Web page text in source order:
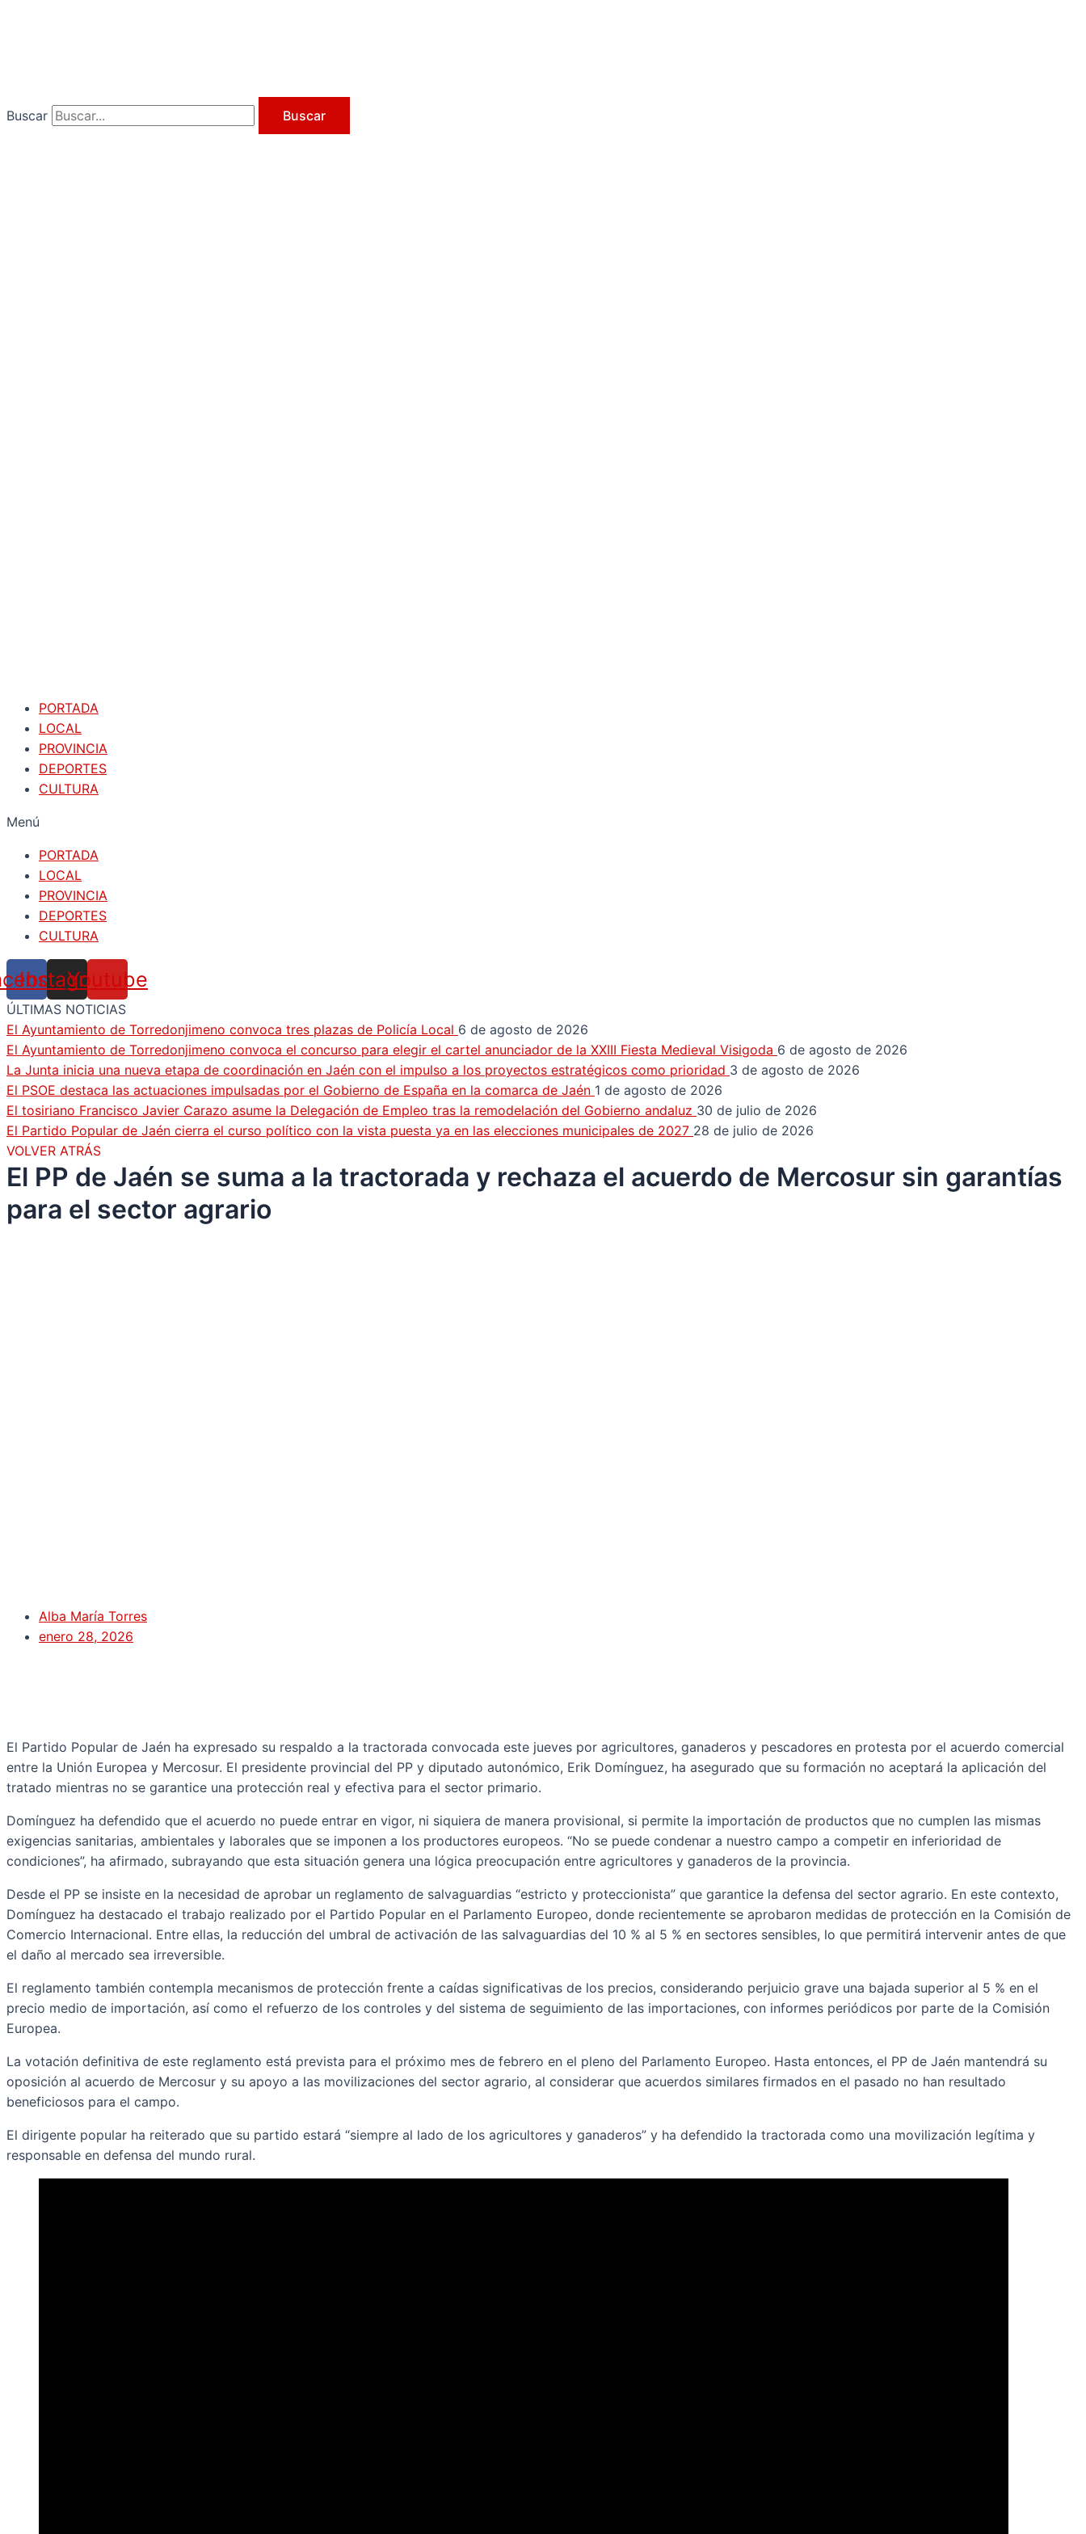
Buscar Buscar
PORTADA
LOCAL
PROVINCIA
DEPORTES
CULTURA
Menú
PORTADA
LOCAL
PROVINCIA
DEPORTES
CULTURA
Instagram
Youtube
ÚLTIMAS NOTICIAS
El Ayuntamiento de Torredonjimeno convoca tres plazas de Policía Local 6 de agosto de 2026
El Ayuntamiento de Torredonjimeno convoca el concurso para elegir el cartel anunciador de la XXIII Fiesta Medieval Visigoda 6 de agosto de 2026
La Junta inicia una nueva etapa de coordinación en Jaén con el impulso a los proyectos estratégicos como prioridad 3 de agosto de 2026
El PSOE destaca las actuaciones impulsadas por el Gobierno de España en la comarca de Jaén 1 de agosto de 2026
El tosiriano Francisco Javier Carazo asume la Delegación de Empleo tras la remodelación del Gobierno andaluz 30 de julio de 2026
El Partido Popular de Jaén cierra el curso político con la vista puesta ya en las elecciones municipales de 2027 28 de julio de 2026
VOLVER ATRÁS
El PP de Jaén se suma a la tractorada y rechaza el acuerdo de Mercosur sin garantías
para el sector agrario
Alba María Torres
enero 28, 2026
El Partido Popular de Jaén ha expresado su respaldo a la tractorada convocada este jueves por agricultores, ganaderos y pescadores en protesta por el acuerdo comercial
entre la Unión Europea y Mercosur. El presidente provincial del PP y diputado autonómico, Erik Domínguez, ha asegurado que su formación no aceptará la aplicación del
tratado mientras no se garantice una protección real y efectiva para el sector primario.
Domínguez ha defendido que el acuerdo no puede entrar en vigor, ni siquiera de manera provisional, si permite la importación de productos que no cumplen las mismas
exigencias sanitarias, ambientales y laborales que se imponen a los productores europeos. “No se puede condenar a nuestro campo a competir en inferioridad de
condiciones”, ha afirmado, subrayando que esta situación genera una lógica preocupación entre agricultores y ganaderos de la provincia.
Desde el PP se insiste en la necesidad de aprobar un reglamento de salvaguardias “estricto y proteccionista” que garantice la defensa del sector agrario. En este contexto,
Domínguez ha destacado el trabajo realizado por el Partido Popular en el Parlamento Europeo, donde recientemente se aprobaron medidas de protección en la Comisión de
Comercio Internacional. Entre ellas, la reducción del umbral de activación de las salvaguardias del 10 % al 5 % en sectores sensibles, lo que permitirá intervenir antes de que
el daño al mercado sea irreversible.
El reglamento también contempla mecanismos de protección frente a caídas significativas de los precios, considerando perjuicio grave una bajada superior al 5 % en el
precio medio de importación, así como el refuerzo de los controles y del sistema de seguimiento de las importaciones, con informes periódicos por parte de la Comisión
Europea.
La votación definitiva de este reglamento está prevista para el próximo mes de febrero en el pleno del Parlamento Europeo. Hasta entonces, el PP de Jaén mantendrá su
oposición al acuerdo de Mercosur y su apoyo a las movilizaciones del sector agrario, al considerar que acuerdos similares firmados en el pasado no han resultado
beneficiosos para el campo.
El dirigente popular ha reiterado que su partido estará “siempre al lado de los agricultores y ganaderos” y ha defendido la tractorada como una movilización legítima y
responsable en defensa del mundo rural.